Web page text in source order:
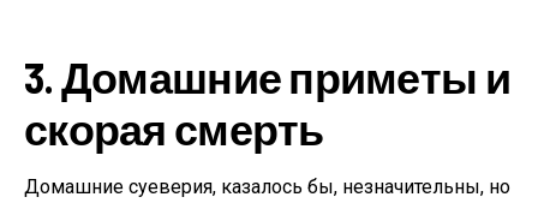
3. Домашние приметы и
скорая смерть
Домашние суеверия, казалось бы, незначительны, но